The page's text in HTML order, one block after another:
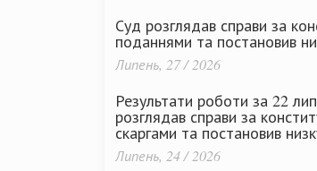
Суд розглядав справи за
поданнями та постановив
Липень, 27 / 2026
Результати роботи за 22
розглядав справи за
скаргами та постановив
Липень, 24 / 2026